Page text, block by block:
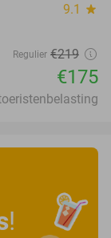
9.1 star
Regulier €219
€175
!